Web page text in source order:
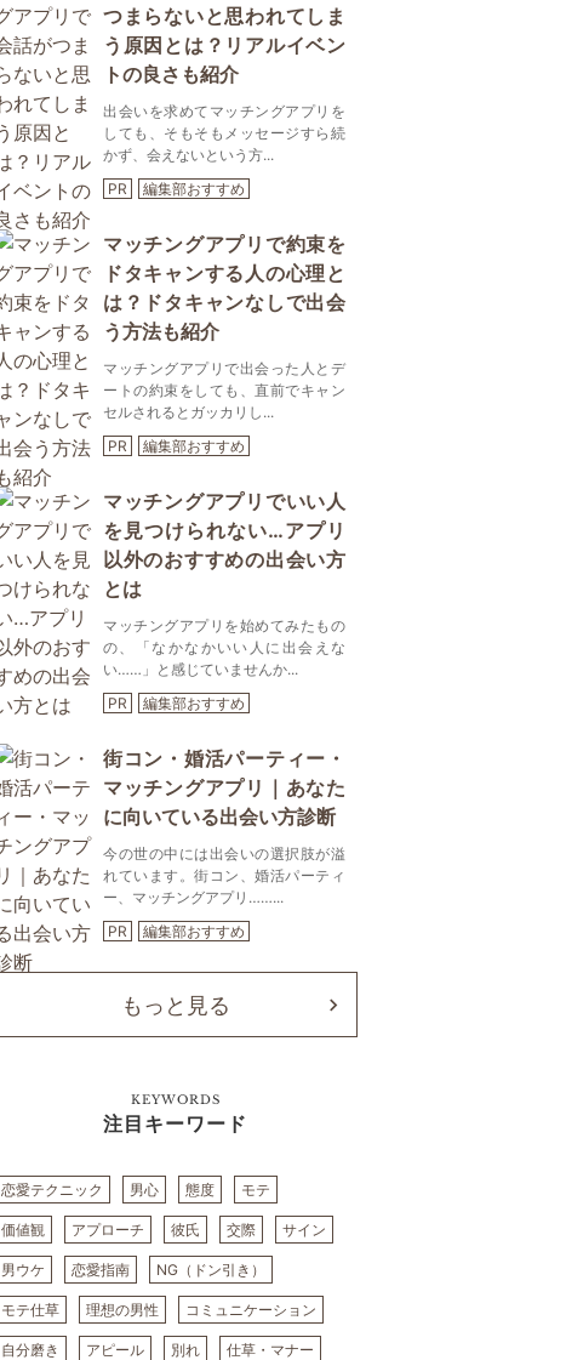
つまらないと思われてしま
う原因とは？リアルイベン
トの良さも紹介
出会いを求めてマッチングアプリを
しても、そもそもメッセージすら続
かず、会えないという方...
PR
編集部おすすめ
マッチングアプリで約束を
ドタキャンする人の心理と
は？ドタキャンなしで出会
う方法も紹介
マッチングアプリで出会った人とデ
ートの約束をしても、直前でキャン
セルされるとガッカリし...
PR
編集部おすすめ
マッチングアプリでいい人
を見つけられない…アプリ
以外のおすすめの出会い方
とは
マッチングアプリを始めてみたもの
の、「なかなかいい人に出会えな
い……」と感じていませんか...
PR
編集部おすすめ
街コン・婚活パーティー・
マッチングアプリ｜あなた
に向いている出会い方診断
今の世の中には出会いの選択肢が溢
れています。街コン、婚活パーティ
ー、マッチングアプリ……...
PR
編集部おすすめ
もっと見る
KEYWORDS
注目キーワード
恋愛テクニック 男心 態度 モテ
価値観 アプローチ 彼氏 交際 サイン
男ウケ 恋愛指南 NG（ドン引き）
モテ仕草 理想の男性 コミュニケーション
自分磨き アピール 別れ 仕草・マナー